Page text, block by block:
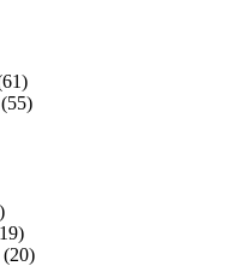
(55)
(20)